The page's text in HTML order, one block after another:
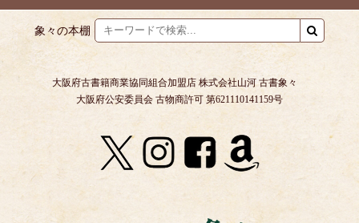
象々の本棚
大阪府古書籍商業協同組合加盟店 株式会社山河 古書象々
大阪府公安委員会 古物商許可 第621110141159号